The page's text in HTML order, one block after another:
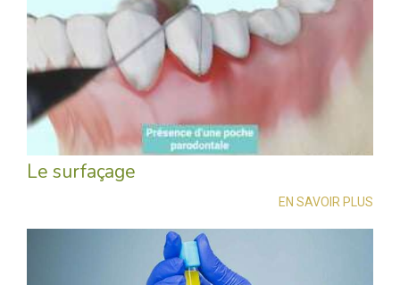
Le surfaçage
EN SAVOIR PLUS